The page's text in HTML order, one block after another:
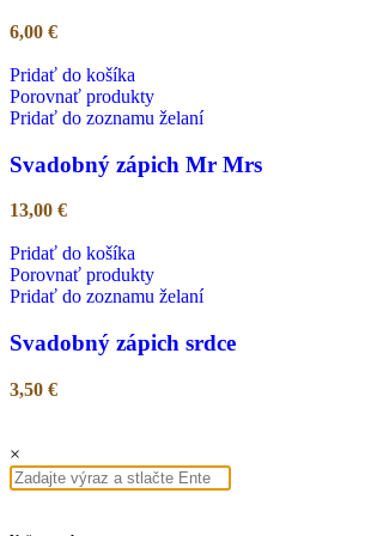
6,00 €
Pridať do košíka
Porovnať produkty
Pridať do zoznamu želaní
Svadobný zápich Mr Mrs
13,00 €
Pridať do košíka
Porovnať produkty
Pridať do zoznamu želaní
Svadobný zápich srdce
3,50 €
×